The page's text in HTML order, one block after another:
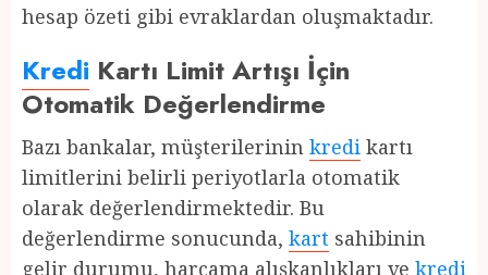
hesap özeti gibi evraklardan oluşmaktadır.
Kredi Kartı Limit Artışı İçin
Otomatik Değerlendirme
Bazı bankalar, müşterilerinin kredi kartı
limitlerini belirli periyotlarla otomatik
olarak değerlendirmektedir. Bu
değerlendirme sonucunda, kart sahibinin
gelir durumu, harcama alışkanlıkları ve kredi